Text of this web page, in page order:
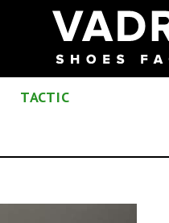
TACTIC